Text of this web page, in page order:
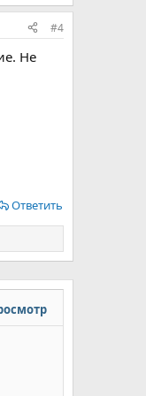
#4
Не
Ответить
редактора